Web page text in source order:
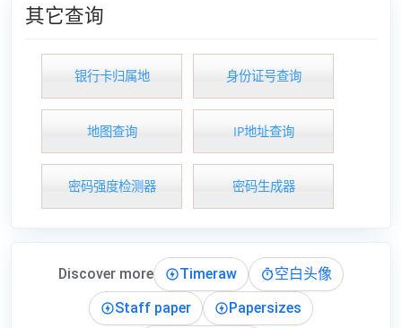
其它查询
银行卡归属地 身份证号查询
地图查询 IP地址查询
密码强度检测器 密码生成器
Discover more Timeraw
空白头像
Staff paper
Papersizes